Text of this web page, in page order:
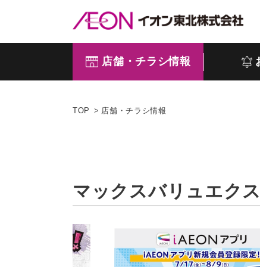
店舗・チラシ情報
TOP 店舗・チラシ情報
マックスバリュエク